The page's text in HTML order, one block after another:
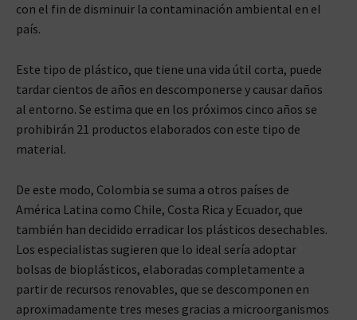
con el fin de disminuir la contaminación ambiental en el
país.
Este tipo de plástico, que tiene una vida útil corta, puede
tardar cientos de años en descomponerse y causar daños
al entorno. Se estima que en los próximos cinco años se
prohibirán 21 productos elaborados con este tipo de
material.
De este modo, Colombia se suma a otros países de
América Latina como Chile, Costa Rica y Ecuador, que
también han decidido erradicar los plásticos desechables.
Los especialistas sugieren que lo ideal sería adoptar
bolsas de bioplásticos, elaboradas completamente a
partir de recursos renovables, que se descomponen en
aproximadamente tres meses gracias a microorganismos